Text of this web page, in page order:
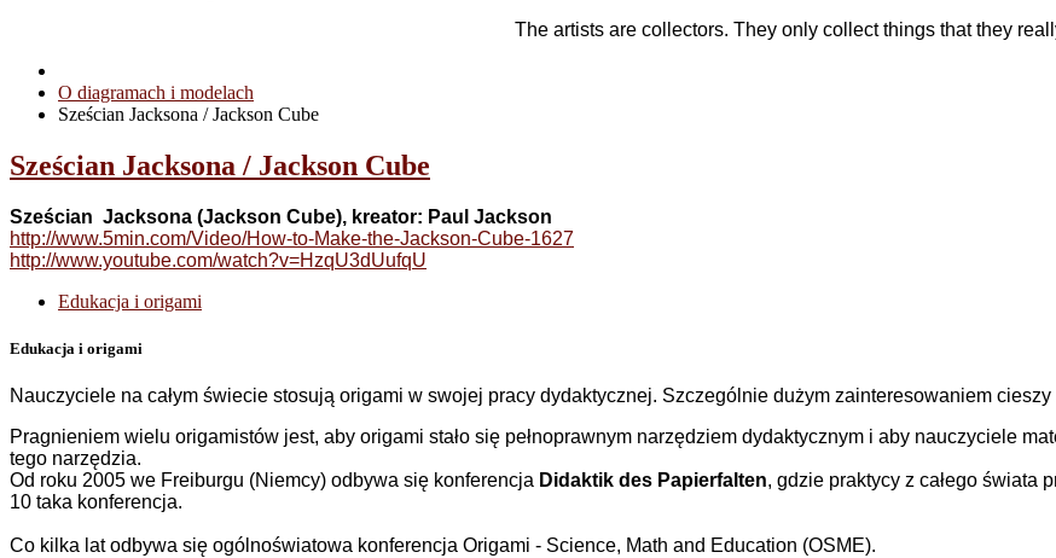
The artists are collectors. They only collect things that they
O diagramach i modelach
Sześcian Jacksona / Jackson Cube
Sześcian Jacksona / Jackson Cube
Sześcian Jacksona (Jackson Cube), kreator: Paul Jackson
http://www.5min.com/Video/How-to-Make-the-Jackson-Cube-1627
http://www.youtube.com/watch?v=HzqU3dUufqU
Edukacja i origami
Edukacja i origami
Nauczyciele na całym świecie stosują origami w swojej pracy dydaktycznej. Szczególnie dużym zainteresowaniem
Pragnieniem wielu origamistów jest, aby origami stało się pełnoprawnym narzędziem dydaktycznym i aby nauczyciele
tego narzędzia.
Od roku 2005 we Freiburgu (Niemcy) odbywa się konferencja Didaktik des Papierfalten, gdzie praktycy z całego świata
10 taka konferencja.
Co kilka lat odbywa się ogólnoświatowa konferencja Origami - Science, Math and Education (OSME).